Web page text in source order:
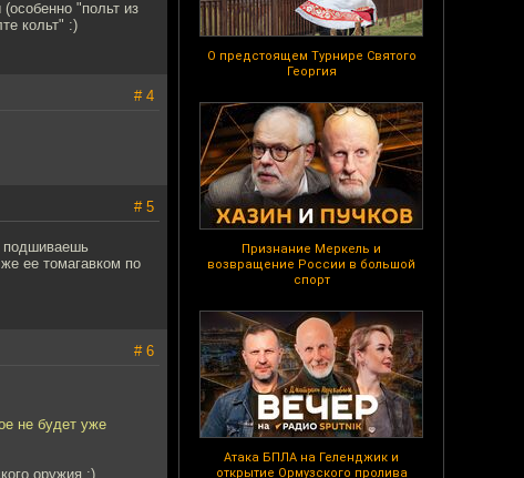
О предстоящем Турнире Святого
Георгия
Признание Меркель и
возвращение России в большой
спорт
Атака БПЛА на Геленджик и
открытие Ормузского пролива
"польт из
кольт" :)
# 4
# 5
подшиваешь
ее томагавком по
# 6
не будет уже
оружия :)